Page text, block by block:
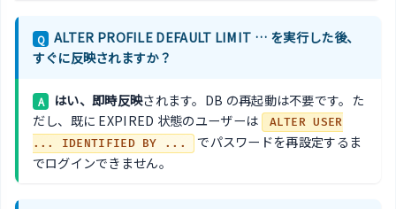
Q
ALTER PROFILE DEFAULT LIMIT … を実行した後、
すぐに反映されますか？
A はい、即時反映されます。DB の再起動は不要です。た
だし、既に EXPIRED 状態のユーザーは
ALTER USER
... IDENTIFIED BY ...
でパスワードを再設定するま
でログインできません。